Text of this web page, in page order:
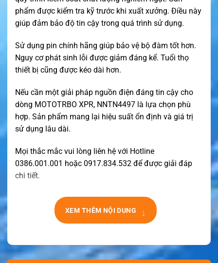
phẩm được kiểm tra kỹ trước khi xuất xưởng. Điều này
giúp đảm bảo độ tin cậy trong quá trình sử dụng.
Sử dụng pin chính hãng giúp bảo vệ bộ đàm tốt hơn.
Nguy cơ phát sinh lỗi được giảm đáng kể. Tuổi thọ
thiết bị cũng được kéo dài hơn.
Nếu cần một giải pháp nguồn điện đáng tin cậy cho
dòng MOTOTRBO XPR, NNTN4497 là lựa chọn phù
hợp. Sản phẩm mang lại hiệu suất ổn định và giá trị
sử dụng lâu dài.
Mọi thắc mắc vui lòng liên hệ với Hotline
0386.001.001 hoặc 0917.834.532 để được giải đáp
chi tiết.
XEM THÊM NỘI DUNG ↓